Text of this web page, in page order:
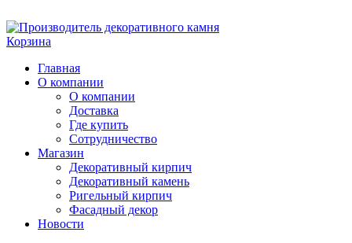
Skip
to
Корзина
Главная
О компании
О компании
Доставка
Где купить
Сотрудничество
Магазин
Декоративный кирпич
Декоративный камень
Ригельный кирпич
Фасадный декор
Новости